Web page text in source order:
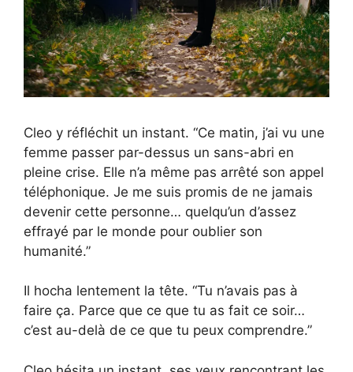
Cleo y réfléchit un instant. “Ce matin, j’ai vu une
femme passer par-dessus un sans-abri en
pleine crise. Elle n’a même pas arrêté son appel
téléphonique. Je me suis promis de ne jamais
devenir cette personne… quelqu’un d’assez
effrayé par le monde pour oublier son
humanité.”
Il hocha lentement la tête. “Tu n’avais pas à
faire ça. Parce que ce que tu as fait ce soir…
c’est au-delà de ce que tu peux comprendre.”